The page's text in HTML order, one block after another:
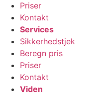
Priser
Kontakt
Services
Sikkerhedstjek
Beregn pris
Priser
Kontakt
Viden